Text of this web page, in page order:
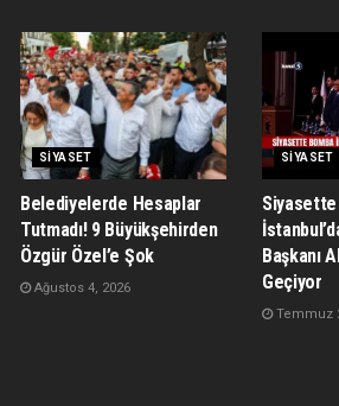
SIYASET
Belediyelerde Hesaplar
Tutmadı! 9 Büyükşehirden
Özgür Özel’e Şok
Ağustos 4, 2026
SIYASET
Siyasette
Başkanı
Geçiyor
Temmuz